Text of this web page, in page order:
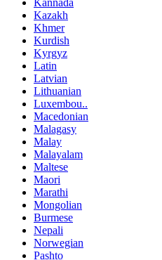
Kannada
Kazakh
Khmer
Kurdish
Kyrgyz
Latin
Latvian
Lithuanian
Luxembou..
Macedonian
Malagasy
Malay
Malayalam
Maltese
Maori
Marathi
Mongolian
Burmese
Nepali
Norwegian
Pashto